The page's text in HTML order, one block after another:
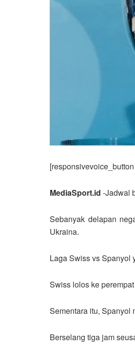
MediaSport.id -Jadwal
Sebanyak delapan
Ukraina.
Laga Swiss vs Spanyol
Swiss lolos ke
Sementara itu, Spanyol
Berselang tiga jam